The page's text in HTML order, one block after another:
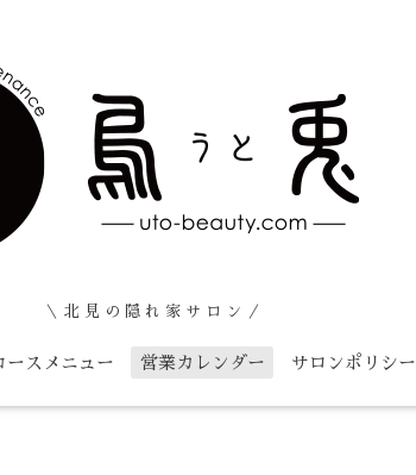
＼ 北 見 の 隠 れ 家 サ ロ ン ／
ースメニュー 営業カレンダー サロンポリシー